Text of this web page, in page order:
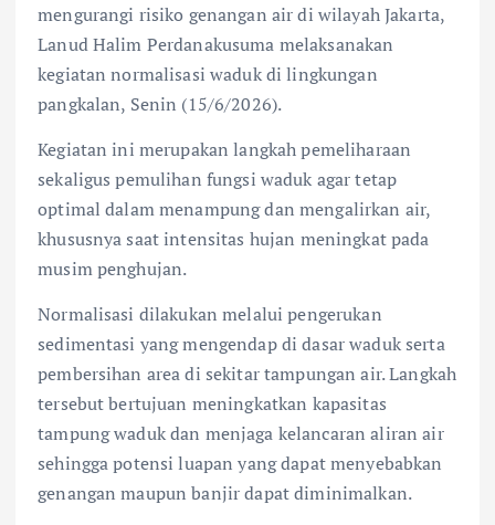
mengurangi risiko genangan air di wilayah Jakarta,
Lanud Halim Perdanakusuma melaksanakan
kegiatan normalisasi waduk di lingkungan
pangkalan, Senin (15/6/2026).
Kegiatan ini merupakan langkah pemeliharaan
sekaligus pemulihan fungsi waduk agar tetap
optimal dalam menampung dan mengalirkan air,
khususnya saat intensitas hujan meningkat pada
musim penghujan.
Normalisasi dilakukan melalui pengerukan
sedimentasi yang mengendap di dasar waduk serta
pembersihan area di sekitar tampungan air. Langkah
tersebut bertujuan meningkatkan kapasitas
tampung waduk dan menjaga kelancaran aliran air
sehingga potensi luapan yang dapat menyebabkan
genangan maupun banjir dapat diminimalkan.